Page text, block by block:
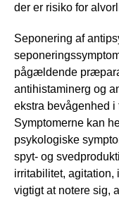
der er risiko for
Seponering af
pågældende
antihistaminerg og
ekstra bevågenhed
Symptomerne kan
psykologiske
spyt- og
irritabilitet, agitation,
vigtigt at notere sig,